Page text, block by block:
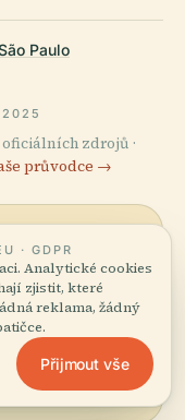
Paulo
2025
zdrojů ·
průvodce →
mapu
· GDPR
Analytické cookies
zjistit, které
reklama, žádný
Přijmout vše